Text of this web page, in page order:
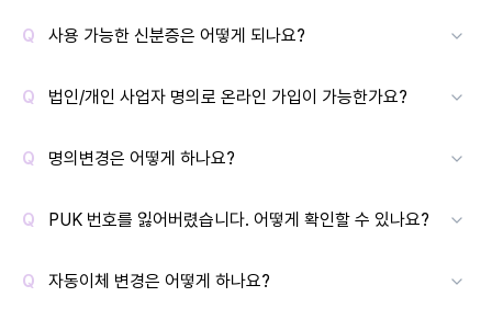
사용 가능한 신분증은 어떻게 되나요?
법인/개인 사업자 명의로 온라인 가입이 가능한가요?
명의변경은 어떻게 하나요?
PUK 번호를 잃어버렸습니다. 어떻게 확인할 수 있나요?
자동이체 변경은 어떻게 하나요?